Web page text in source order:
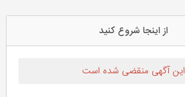
از اینجا شروع کنید
این آگهی منقضی شده است